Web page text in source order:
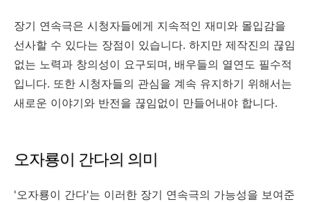
장기 연속극은 시청자들에게 지속적인 재미와 몰입감을
선사할 수 있다는 장점이 있습니다. 하지만 제작진의 끊임
없는 노력과 창의성이 요구되며, 배우들의 열연도 필수적
입니다. 또한 시청자들의 관심을 계속 유지하기 위해서는
새로운 이야기와 반전을 끊임없이 만들어내야 합니다.
오자룡이 간다의 의미
'오자룡이 간다'는 이러한 장기 연속극의 가능성을 보여준